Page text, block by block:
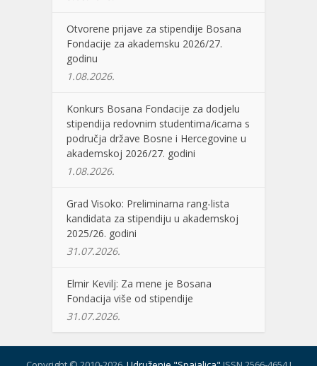
Otvorene prijave za stipendije Bosana
Fondacije za akademsku 2026/27.
godinu
1.08.2026.
Konkurs Bosana Fondacije za dodjelu
stipendija redovnim studentima/icama s
područja države Bosne i Hercegovine u
akademskoj 2026/27. godini
1.08.2026.
Grad Visoko: Preliminarna rang-lista
kandidata za stipendiju u akademskoj
2025/26. godini
31.07.2026.
Elmir Kevilj: Za mene je Bosana
Fondacija više od stipendije
31.07.2026.